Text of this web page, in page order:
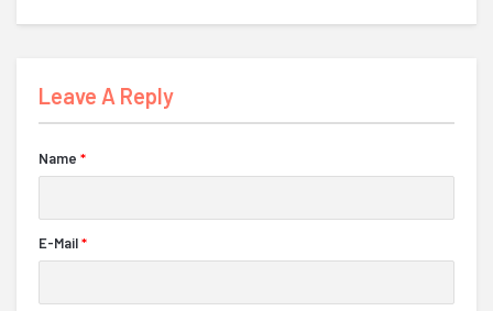
Leave A Reply
Name *
E-Mail*